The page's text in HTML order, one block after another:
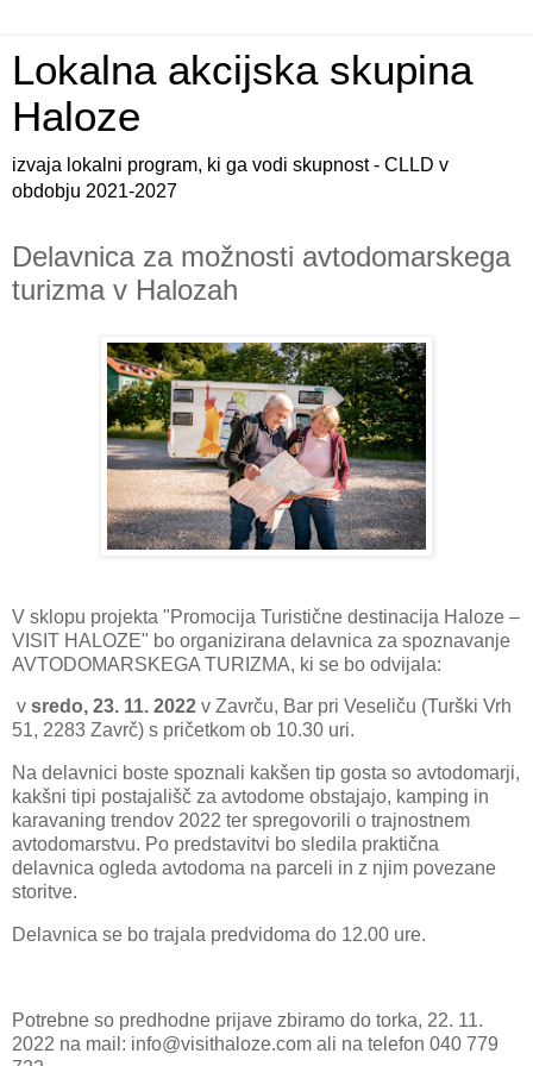
Lokalna akcijska skupina
Haloze
izvaja lokalni program, ki ga vodi skupnost - CLLD v
obdobju 2021-2027
Delavnica za možnosti avtodomarskega
turizma v Halozah
V sklopu projekta "Promocija Turistične destinacija Haloze –
VISIT HALOZE" bo organizirana delavnica za spoznavanje
AVTODOMARSKEGA TURIZMA, ki se bo odvijala:
v sredo, 23. 11. 2022 v Zavrču, Bar pri Veseliču (Turški Vrh
51, 2283 Zavrč) s pričetkom ob 10.30 uri.
Na delavnici boste spoznali kakšen tip gosta so avtodomarji,
kakšni tipi postajališč za avtodome obstajajo, kamping in
karavaning trendov 2022 ter spregovorili o trajnostnem
avtodomarstvu. Po predstavitvi bo sledila praktična
delavnica ogleda avtodoma na parceli in z njim povezane
storitve.
Delavnica se bo trajala predvidoma do 12.00 ure.
Potrebne so predhodne prijave zbiramo do torka, 22. 11.
2022 na mail: info@visithaloze.com ali na telefon 040 779